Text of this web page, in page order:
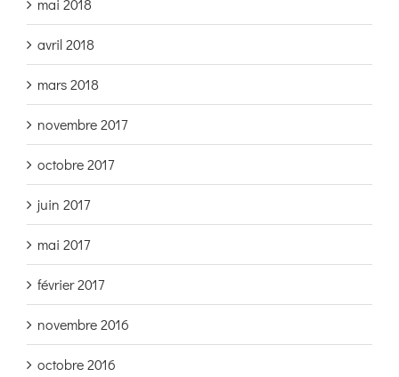
avril 2018
mars 2018
novembre 2017
octobre 2017
juin 2017
mai 2017
février 2017
novembre 2016
octobre 2016